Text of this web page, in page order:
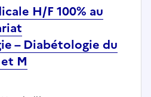
H/F 100% au
– Diabétologie du
M